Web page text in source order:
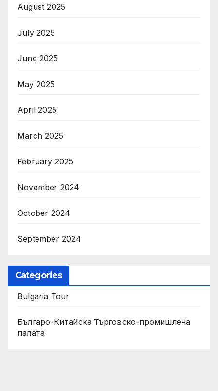
August 2025
July 2025
June 2025
May 2025
April 2025
March 2025
February 2025
November 2024
October 2024
September 2024
Categories
Bulgaria Tour
Българо-Китайска Търговско-промишлена
палaта